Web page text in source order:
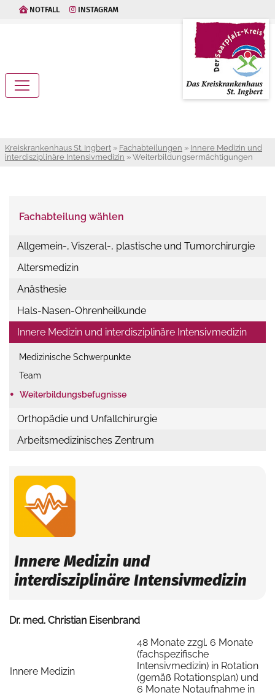
NOTFALL INSTAGRAM
Kreiskrankenhaus St. Ingbert » Fachabteilungen » Innere Medizin und
interdisziplinäre Intensivmedizin » Weiterbildungsermächtigungen
Fachabteilung wählen
Allgemein-, Viszeral-, plastische und Tumorchirurgie
Altersmedizin
Anästhesie
Hals-Nasen-Ohrenheilkunde
Innere Medizin und interdisziplinäre Intensivmedizin
Medizinische Schwerpunkte
Team
• Weiterbildungsbefugnisse
Orthopädie und Unfallchirurgie
Arbeitsmedizinisches Zentrum
Innere Medizin und
interdisziplinäre Intensivmedizin
Dr. med. Christian Eisenbrand
Innere Medizin
48 Monate zzgl. 6 Monate
(fachspezifische
Intensivmedizin) in Rotation
(gemäß Rotationsplan) und
6 Monate Notaufnahme in